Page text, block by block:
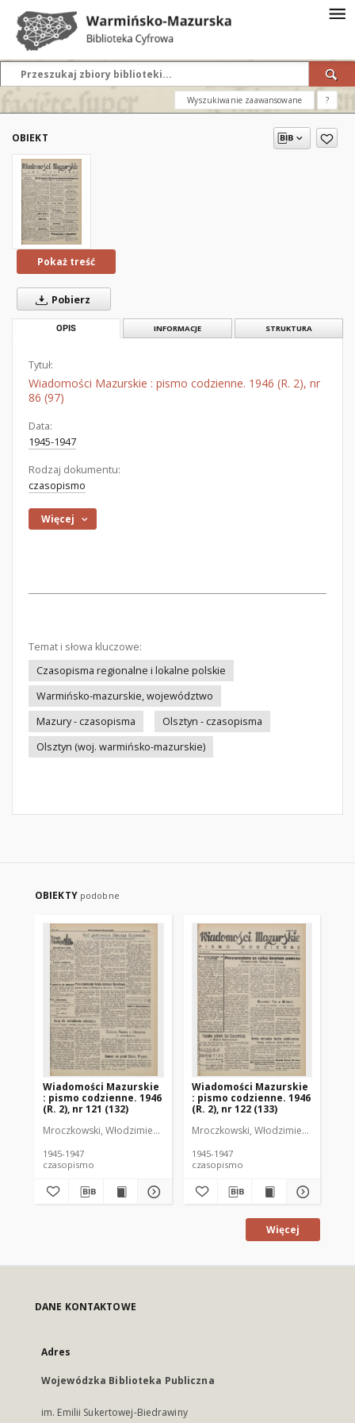
Wyszukiwanie zaawansowane ?
OBIEKT
Pokaż treść
Pobierz
OPIS INFORMACJE STRUKTURA
Tytuł:
Wiadomości Mazurskie : pismo codzienne. 1946 (R. 2), nr
86 (97)
Data:
1945-1947
Rodzaj dokumentu:
czasopismo
Więcej
Temat i słowa kluczowe:
Czasopisma regionalne i lokalne polskie
Warmińsko-mazurskie, województwo
Mazury - czasopisma
Olsztyn - czasopisma
Olsztyn (woj. warmińsko-mazurskie)
OBIEKTY podobne
Wiadomości Mazurskie
: pismo codzienne. 1946
(R. 2), nr 121 (132)
Mroczkowski, Włodzimierz (1902-1971). Redaktor
1945-1947
czasopismo
Wiadomości Mazurskie
: pismo codzienne. 1946
(R. 2), nr 122 (133)
Mroczkowski, Włodzimierz (1902-
1945-1947
czasopismo
Więcej
DANE KONTAKTOWE
Adres
Wojewódzka Biblioteka Publiczna
im. Emilii Sukertowej-Biedrawiny